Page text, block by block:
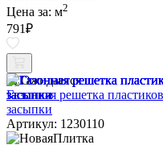
Цена за: м2
791₽
Ожидается
Газонная решетка
засыпки
Артикул: 1230110